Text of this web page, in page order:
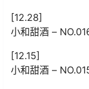
[12.28]
小和甜酒 –
[12.15]
小和甜酒 –